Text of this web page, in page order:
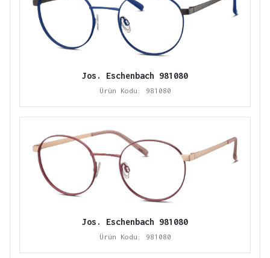
Jos. Eschenbach 981080
Ürün Kodu: 981080
Jos. Eschenbach 981080
Ürün Kodu: 981080